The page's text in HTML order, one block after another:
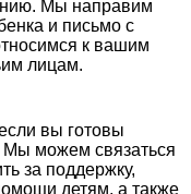
Мы направим
и письмо с
к вашим
лицам.
вы готовы
Мы можем связаться
за поддержку,
детям, а также